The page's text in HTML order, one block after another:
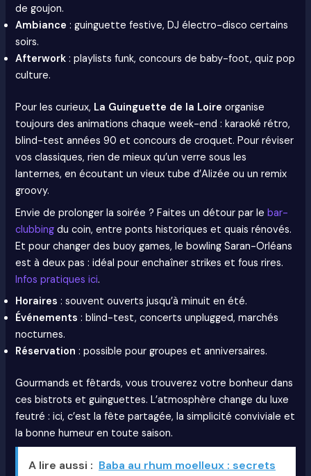
de goujon.
Ambiance : guinguette festive, DJ électro-disco certains
soirs.
Afterwork : playlists funk, concours de baby-foot, quiz pop
culture.
Pour les curieux, La Guinguette de la Loire organise
toujours des animations chaque week-end : karaoké rétro,
blind-test années 90 et concours de croquet. Pour réviser
vos classiques, rien de mieux qu’un verre sous les
lanternes, en écoutant un vieux tube d’Alizée ou un remix
groovy.
Envie de prolonger la soirée ? Faites un détour par lebar-
clubbing du coin, entre ponts historiques et quais rénovés.
Et pour changer des buoy games, le bowling Saran-Orléans
est à deux pas : idéal pour enchaîner strikes et fous rires.
Infos pratiques ici.
Horaires : souvent ouverts jusqu’à minuit en été.
Événements : blind-test, concerts unplugged, marchés
nocturnes.
Réservation : possible pour groupes et anniversaires.
Gourmands et fêtards, vous trouverez votre bonheur dans
ces bistrots et guinguettes. L’atmosphère change du luxe
feutré : ici, c’est la fête partagée, la simplicité conviviale et
la bonne humeur en toute saison.
A lire aussi : Baba au rhum moelleux : secrets